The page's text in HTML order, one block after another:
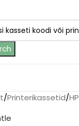
/Printerikassetid/HP